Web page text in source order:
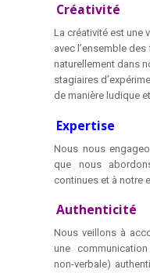
Créativité
La créativité est une
avec l’ensemble
naturellement dans
stagiaires
de manière ludique
Expertise
Nous nous
que nous
continues et à notre
Authenticité
Nous veillons à
une
non-verbale)